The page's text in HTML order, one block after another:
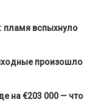
пламя вспыхнуло
произошло
на €203 000 — что